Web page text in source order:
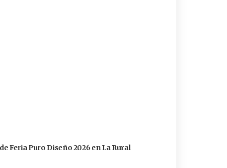
Feria Puro Diseño 2026 en La Rural